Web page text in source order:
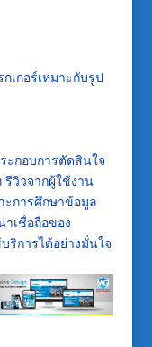
เกอร์เหมาะกับรูป
ะกอบการตัดสินใจ
วิวจากผู้ใช้งาน
ะการศึกษาข้อมูล
เชื่อถือของ
ริการได้อย่างมั่นใจ